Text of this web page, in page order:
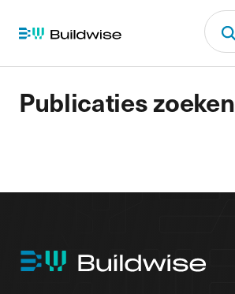
Publicaties zoeken